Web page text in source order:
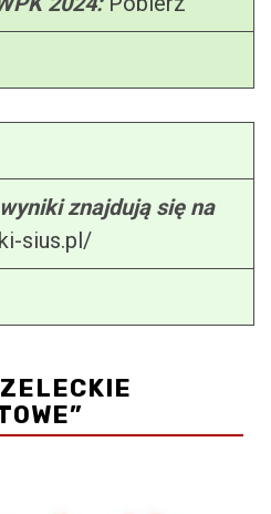
znajdują się na
sius.pl/